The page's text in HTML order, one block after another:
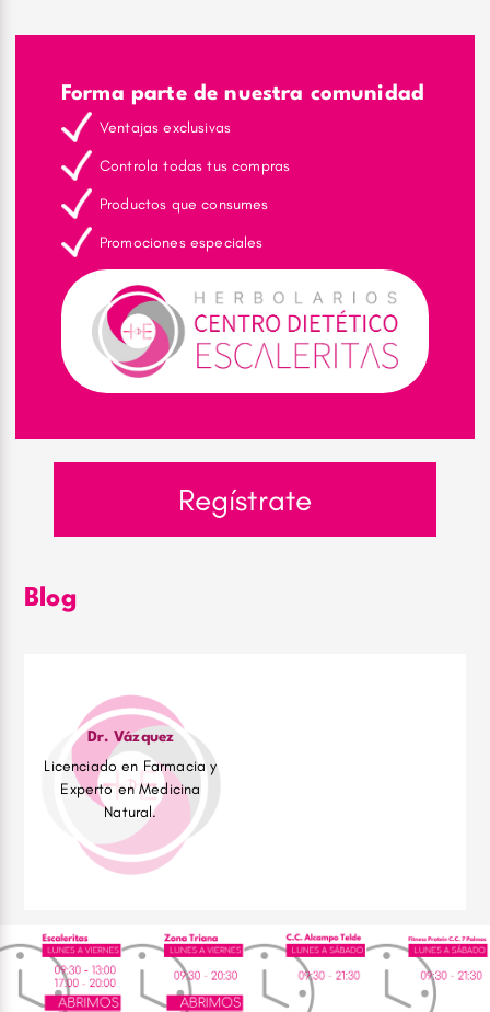
Forma parte de nuestra comunidad
Ventajas exclusivas
Controla todas tus compras
Productos que consumes
Promociones especiales
Regístrate
Blog
Dr. Vázquez
Licenciado en Farmacia y
Experto en Medicina
Natural.